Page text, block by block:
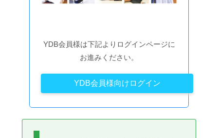
YDB会員様は下記よりログインページに
お進みください。
YDB会員様向けログイン